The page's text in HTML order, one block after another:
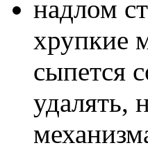
надлом
хрупкие
сыпется
удалять,